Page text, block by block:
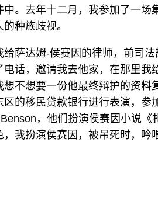
。去年十二月，我参加了一场
种族歧视。
萨达姆-侯赛因的律师，前司法
电话，邀请我去他家，在那里我
想不想要一份他最终辩护的资料
区的移民贷款银行进行表演，
，他们扮演侯赛因小说
，我扮演侯赛因，被吊死时，吟